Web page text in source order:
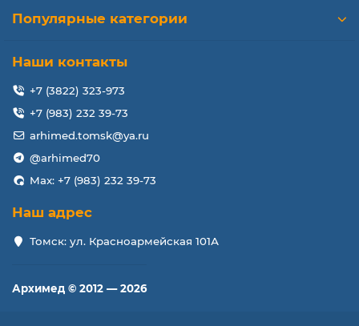
Популярные категории
Наши контакты
+7 (3822) 323-973
+7 (983) 232 39-73
arhimed.tomsk@ya.ru
@arhimed70
Max: +7 (983) 232 39-73
Наш адрес
Томск: ул. Красноармейская 101А
Архимед © 2012 — 2026